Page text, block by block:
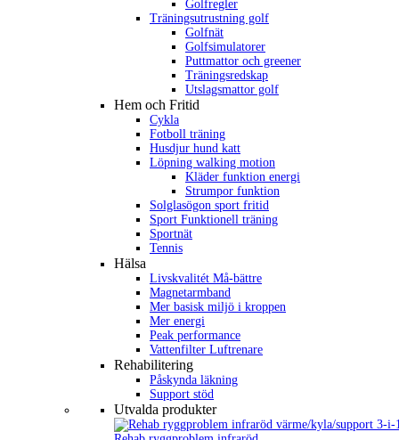
Golfregler
Träningsutrustning golf
Golfnät
Golfsimulatorer
Puttmattor och greener
Träningsredskap
Utslagsmattor golf
Hem och Fritid
Cykla
Fotboll träning
Husdjur hund katt
Löpning walking motion
Kläder funktion energi
Strumpor funktion
Solglasögon sport fritid
Sport Funktionell träning
Sportnät
Tennis
Hälsa
Livskvalitét Må-bättre
Magnetarmband
Mer basisk miljö i kroppen
Mer energi
Peak performance
Vattenfilter Luftrenare
Rehabilitering
Påskynda läkning
Support stöd
Utvalda produkter